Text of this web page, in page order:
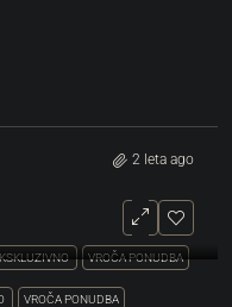
2 leta ago
VROČA PONUDBA
VROČA PONUDBA